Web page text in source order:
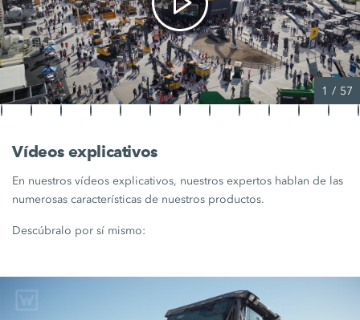
1 / 57
Vídeos explicativos
En nuestros vídeos explicativos, nuestros expertos hablan de las
numerosas características de nuestros productos.
Descúbralo por sí mismo: